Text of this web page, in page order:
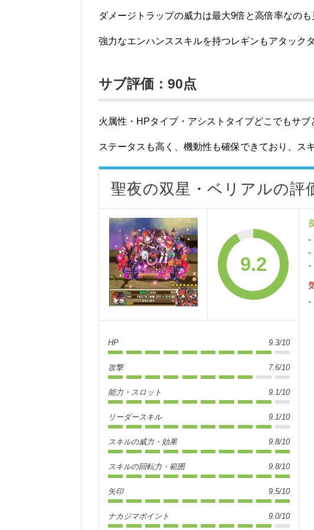
ダメージトラップの威力は最大9倍と高倍率なのも
強力なエンハンススキルを持つレギンもアタック
サブ評価：90点
火属性・HPタイプ・アシストタイプどこでもサブ
ステータスも高く、機動性も確保できており、ス
聖夜の双星・ベリアルの評
9.2
HP 9.3/10
攻撃 7.6/10
能力・スロット 9.1/10
リーダースキル 9.1/10
スキルの威力・効果 9.8/10
スキルの回転力・範囲 9.8/10
矢印 9.5/10
ナカジマポイント 9.0/10